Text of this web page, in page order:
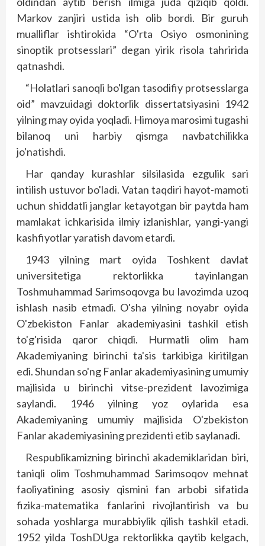
Markov zanjiri ustida ish olib bordi. Bir guruh
mualliflar ishtirokida “O'rta Osiyo osmonining
sinoptik protsesslari” degan yirik risola tahririda
qatnashdi.
“Holatlari sanoqli bo'lgan tasodifiy protsesslarga
oid” mavzuidagi doktorlik dissertatsiyasini 1942
yilning may oyida yoqladi. Himoya marosimi tugashi
bilanoq uni harbiy qismga navbatchilikka
jo'natishdi.
Har qanday kurashlar silsilasida ezgulik sari
intilish ustuvor bo'ladi. Vatan taqdiri hayot-mamoti
uchun shiddatli janglar ketayotgan bir paytda ham
mamlakat ichkarisida ilmiy izlanishlar, yangi-yangi
kashfiyotlar yaratish davom etardi.
1943 yilning mart oyida Toshkent davlat
universitetiga rektorlikka tayinlangan
Toshmuhammad Sarimsoqovga bu lavozimda uzoq
ishlash nasib etmadi. O'sha yilning noyabr oyida
O'zbekiston Fanlar akademiyasini tashkil etish
to'g'risida qaror chiqdi. Hurmatli olim ham
Akademiyaning birinchi ta'sis tarkibiga kiritilgan
edi. Shundan so'ng Fanlar akademiyasining umumiy
majlisida u birinchi vitse-prezident lavozimiga
saylandi. 1946 yilning yoz oylarida esa
Akademiyaning umumiy majlisida O'zbekiston
Fanlar akademiyasining prezidenti etib saylanadi.
Respublikamizning birinchi akademiklaridan biri,
taniqli olim Toshmuhammad Sarimsoqov mehnat
faoliyatining asosiy qismini fan arbobi sifatida
fizika-matematika fanlarini rivojlantirish va bu
sohada yoshlarga murabbiylik qilish tashkil etadi.
1952 yilda ToshDUga rektorlikka qaytib kelgach,